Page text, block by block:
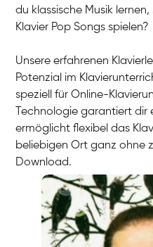
du klassische Musik
Klavier Pop Songs spielen?
Unsere erfahrenen
Potenzial im
speziell für Online-
Technologie garantiert
ermöglicht flexibel das
beliebigen Ort ganz ohne
Download.